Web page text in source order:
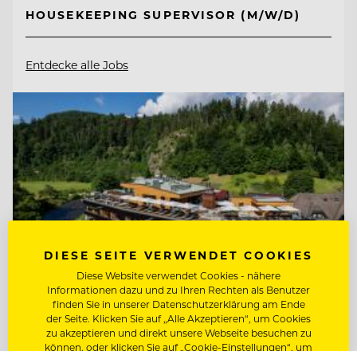
HOUSEKEEPING SUPERVISOR (M/W/D)
Entdecke alle Jobs
TOP ARBEITGEBER
DIESE SEITE VERWENDET COOKIES
Diese Website verwendet Cookies - nähere
Informationen dazu und zu Ihren Rechten als Benutzer
finden Sie in unserer Datenschutzerklärung am Ende
der Seite. Klicken Sie auf „Alle Akzeptieren“, um Cookies
zu akzeptieren und direkt unsere Webseite besuchen zu
können, oder klicken Sie auf „Cookie-Einstellungen“, um